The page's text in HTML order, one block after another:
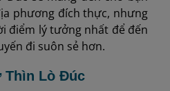
phương đích thực, nhưng
điểm lý tưởng nhất để đến
đi suôn sẻ hơn.
Thìn Lò Đúc